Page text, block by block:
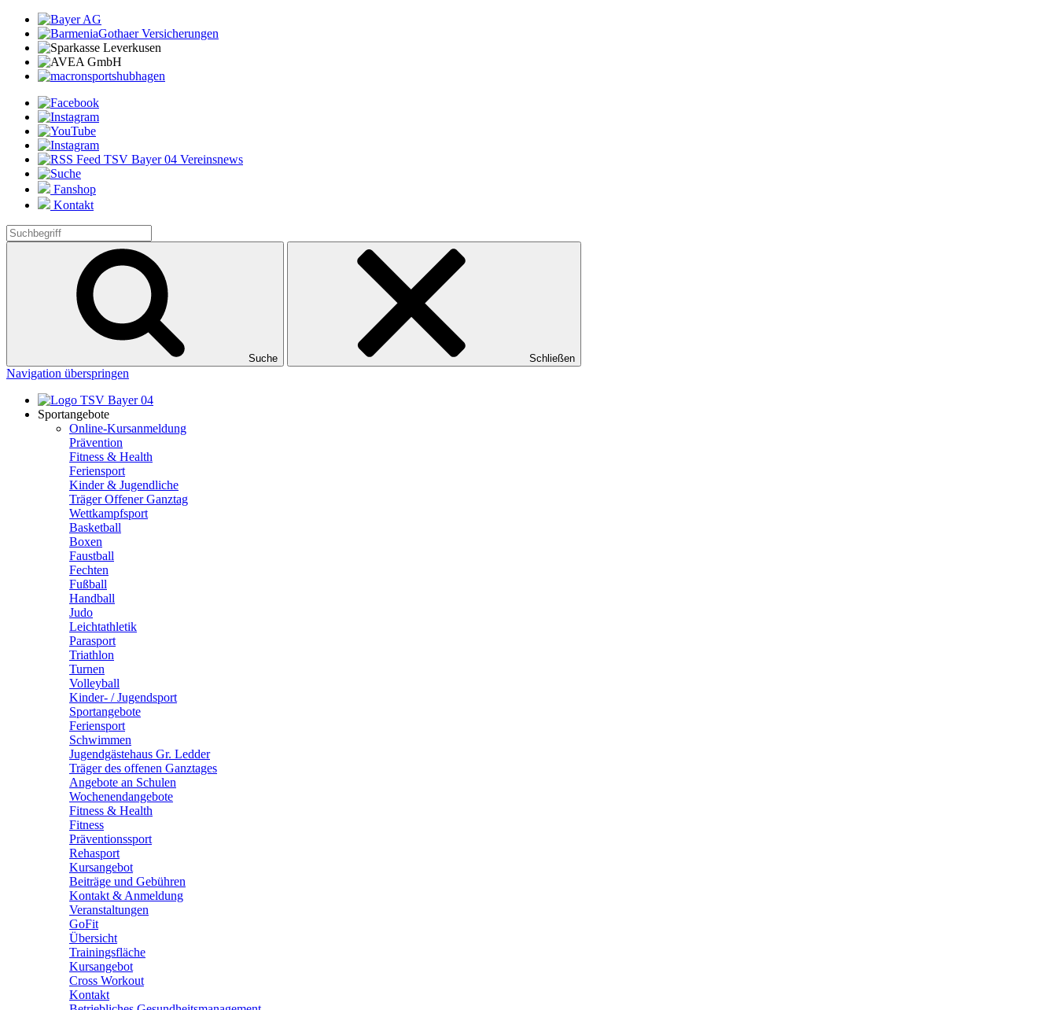
Fanshop
Kontakt
Suche Schließen
Navigation überspringen
Sportangebote
Online-Kursanmeldung
Prävention
Fitness & Health
Feriensport
Kinder & Jugendliche
Träger Offener Ganztag
Wettkampfsport
Basketball
Boxen
Faustball
Fechten
Fußball
Handball
Judo
Leichtathletik
Parasport
Triathlon
Turnen
Volleyball
Kinder- / Jugendsport
Sportangebote
Feriensport
Schwimmen
Jugendgästehaus Gr. Ledder
Träger des offenen Ganztages
Angebote an Schulen
Wochenendangebote
Fitness & Health
Fitness
Präventionssport
Rehasport
Kursangebot
Beiträge und Gebühren
Kontakt & Anmeldung
Veranstaltungen
GoFit
Übersicht
Trainingsfläche
Kursangebot
Cross Workout
Kontakt